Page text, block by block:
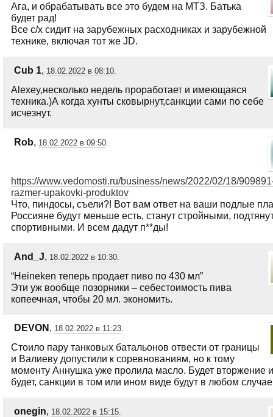
Ага, и обрабатывать все это будем на МТЗ. Батька
будет рад!
Все с/х сидит на зарубежных расходниках и зарубежной
технике, включая тот же JD.
Сub 1, 18.02.2022 в 08:10.
Alexey,несколько недель проработает и имеющаяся
техника.)А когда хунты сковырнут,санкции сами по себе
исчезнут.
Rob, 18.02.2022 в 09:50.
https://www.vedomosti.ru/business/news/2022/02/18/
razmer-upakovki-produktov
Что, пиндосы, съели?! Вот вам ответ на ваши подлые
Россияне будут меньше есть, станут стройными,
спортивными. И всем дадут п**ды!
And_J, 18.02.2022 в 10:30.
“Heineken теперь продает пиво по 430 мл”
Эти уж вообще позорники – себестоимость пива
копеечная, чтобы 20 мл. экономить.
DEVON , 18.02.2022 в 11:23.
Стоило пару танковых батальонов отвести от границы
и Валиеву допустили к соревнованиям, но к тому
моменту Аннушка уже пролила масло. Будет вторжение
будет, санкции в том или ином виде будут в любом
onegin, 18.02.2022 в 15:15.